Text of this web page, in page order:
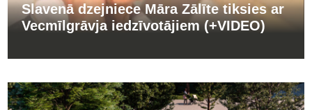
Slavenā dzejniece Māra Zālīte tiksies ar
Vecmīlgrāvja iedzīvotājiem (+VIDEO)